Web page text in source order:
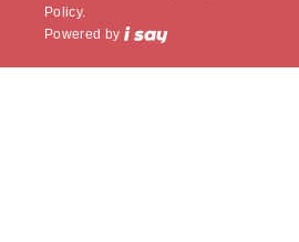
Policy.
Powered by